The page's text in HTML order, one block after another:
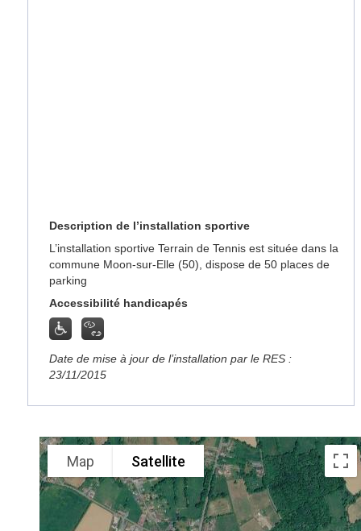
Description de l’installation sportive
L’installation sportive Terrain de Tennis est située dans la
commune Moon-sur-Elle (50), dispose de 50 places de
parking
Accessibilité handicapés
Date de mise à jour de l’installation par le RES :
23/11/2015
Map Satellite